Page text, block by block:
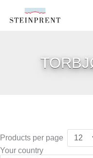
Products per page
Your country